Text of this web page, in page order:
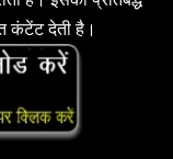
कंटेंट देती है।